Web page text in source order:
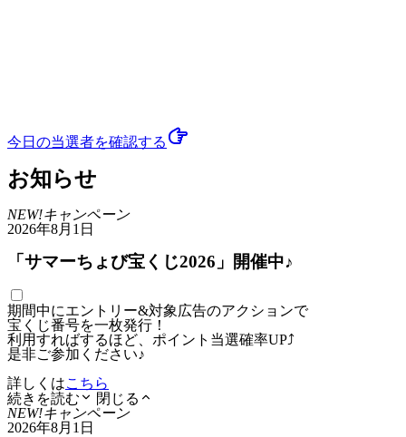
今日の当選者を確認する
お知らせ
NEW!キャンペーン
2026年8月1日
「サマーちょび宝くじ2026」開催中♪
期間中にエントリー&対象広告のアクションで
宝くじ番号を一枚発行！
利用すればするほど、ポイント当選確率UP⤴
是非ご参加ください♪
詳しくはこちら
続きを読む
閉じる
NEW!キャンペーン
2026年8月1日